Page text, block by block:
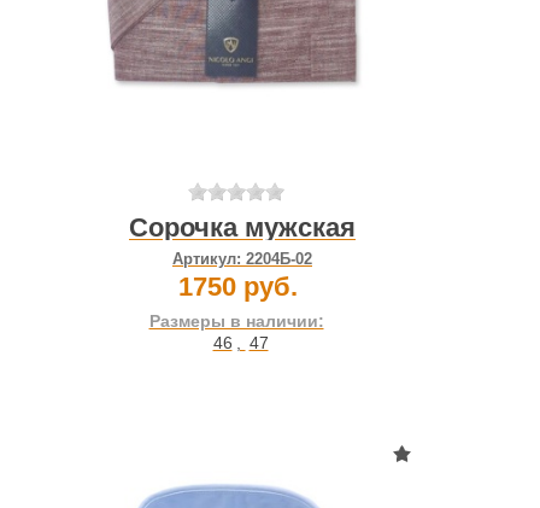
Сорочка мужская
Артикул: 2204Б-02
1750 руб.
Размеры в наличии:
46 , 47